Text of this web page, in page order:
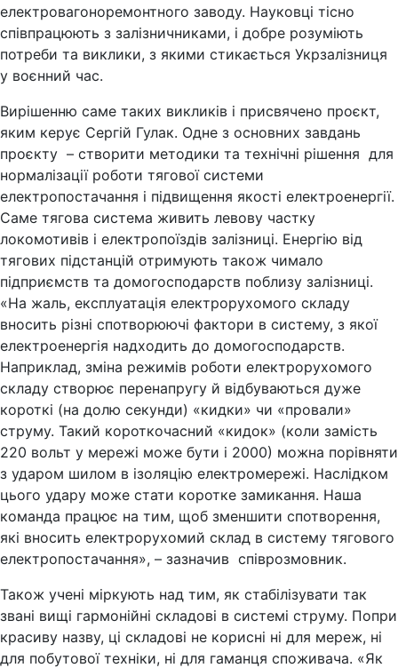
електровагоноремонтного заводу. Науковці тісно
співпрацюють з залізничниками, і добре розуміють
потреби та виклики, з якими стикається Укрзалізниця
у воєнний час.
Вирішенню саме таких викликів і присвячено проєкт,
яким керує Сергій Гулак. Одне з основних завдань
проєкту – створити методики та технічні рішення для
нормалізації роботи тягової системи
електропостачання і підвищення якості електроенергії.
Саме тягова система живить левову частку
локомотивів і електропоїздів залізниці. Енергію від
тягових підстанцій отримують також чимало
підприємств та домогосподарств поблизу залізниці.
«На жаль, експлуатація електрорухомого складу
вносить різні спотворюючі фактори в систему, з якої
електроенергія надходить до домогосподарств.
Наприклад, зміна режимів роботи електрорухомого
складу створює перенапругу й відбуваються дуже
короткі (на долю секунди) «кидки» чи «провали»
струму. Такий короткочасний «кидок» (коли замість
220 вольт у мережі може бути і 2000) можна порівняти
з ударом шилом в ізоляцію електромережі. Наслідком
цього удару може стати коротке замикання. Наша
команда працює на тим, щоб зменшити спотворення,
які вносить електрорухомий склад в систему тягового
електропостачання», – зазначив співрозмовник.
Також учені міркують над тим, як стабілізувати так
звані вищі гармонійні складові в системі струму. Попри
красиву назву, ці складові не корисні ні для мереж, ні
для побутової техніки, ні для гаманця споживача. «Як